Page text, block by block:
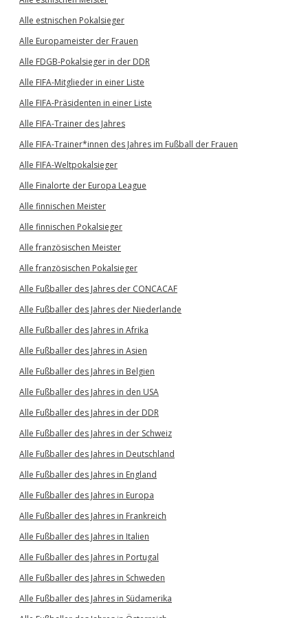
Alle estnischen Pokalsieger
Alle Europameister der Frauen
Alle FDGB-Pokalsieger in der DDR
Alle FIFA-Mitglieder in einer Liste
Alle FIFA-Präsidenten in einer Liste
Alle FIFA-Trainer des Jahres
Alle FIFA-Trainer*innen des Jahres im Fußball der Frauen
Alle FIFA-Weltpokalsieger
Alle Finalorte der Europa League
Alle finnischen Meister
Alle finnischen Pokalsieger
Alle französischen Meister
Alle französischen Pokalsieger
Alle Fußballer des Jahres der CONCACAF
Alle Fußballer des Jahres der Niederlande
Alle Fußballer des Jahres in Afrika
Alle Fußballer des Jahres in Asien
Alle Fußballer des Jahres in Belgien
Alle Fußballer des Jahres in den USA
Alle Fußballer des Jahres in der DDR
Alle Fußballer des Jahres in der Schweiz
Alle Fußballer des Jahres in Deutschland
Alle Fußballer des Jahres in England
Alle Fußballer des Jahres in Europa
Alle Fußballer des Jahres in Frankreich
Alle Fußballer des Jahres in Italien
Alle Fußballer des Jahres in Portugal
Alle Fußballer des Jahres in Schweden
Alle Fußballer des Jahres in Südamerika